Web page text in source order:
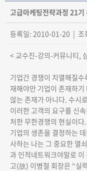
고급마케팅전략과정 21
등록일: 2010-01-20 | 조
< 교수진-강의-커뮤니티,
기업간 경쟁이 치열해질
재해야만 기업이 존재하
않는 존재가 아니다. 수시
이러한 고객의 요구를 신
처한 무한경쟁의 현실이다.
기업의 생존을 결정하는
사하는 나는 그 중요한 열
과 인적네트워크야말로
고(故) 이병철 회장은 “실